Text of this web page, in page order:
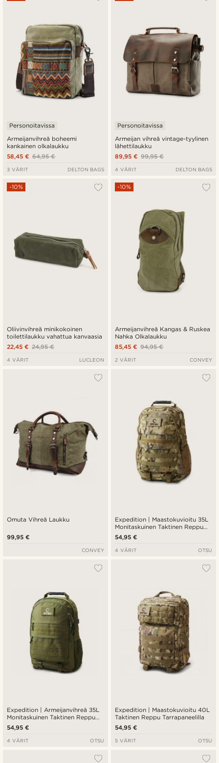
Armeijanvihreä boheemi
kankainen olkalaukku
Personoitavissa
64,95 €
58,45 €
3 VÄRIT DELTON BAGS
Armeijan vihreä vintage-tyylinen
lähettilaukku
Personoitavissa
99,95 €
89,95 €
4 VÄRIT DELTON BAGS
Oliivinvihreä minikokoinen
toilettilaukku vahattua kanvaasia
-10%
24,95 €
22,45 €
4 VÄRIT LUCLEON
Armeijanvihreä Kangas & Ruskea
Nahka Olkalaukku
-10%
94,95 €
85,45 €
2 VÄRIT CONVEY
Omuta Vihreä Laukku
99,95 €
CONVEY
Expedition | Maastokuvioitu 35L
Monitaskuinen Taktinen Reppu
Tarrapaneelilla
54,95 €
4 VÄRIT OTSU
Expedition | Armeijanvihreä 35L
Monitaskuinen Taktinen Reppu
Tarrapaneelilla
54,95 €
4 VÄRIT OTSU
Expedition | Maastokuvioitu 40L
Taktinen Reppu Tarrapaneelilla
54,95 €
5 VÄRIT OTSU